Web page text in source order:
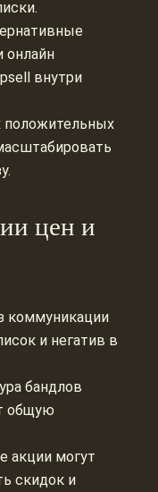
онлайн
внутри
положительных
цен и
коммуникации
и негатив в
бандлов
общую
акции могут
скидок и